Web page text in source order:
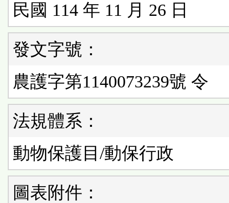
民國 114 年 11 月 26 日
發文字號：
農護字第1140073239號 令
法規體系：
動物保護目/動保行政
圖表附件：